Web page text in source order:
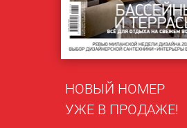
НОВЫЙ НОМЕР
УЖЕ В ПРОДАЖЕ!